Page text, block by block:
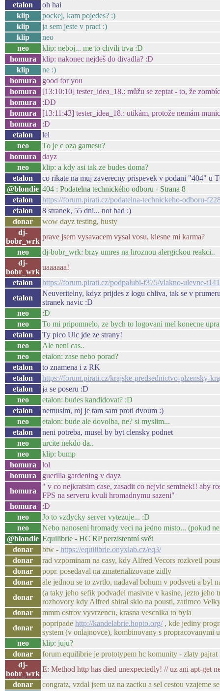
etalon
oh hai
klip
pockej, kam pojedes? :)
klip
ja sem jeste v praci :)
klip
neo
neo
klip: neboj... me to chvili trva :D
homura
klip: nakonec nejdeš do divadla? :D
klip
ne :)
homura
good for you
homura
[13:10:10] tester_idea_18.: můžu se zeptat - to, že
homura
:DD
homura
[13:11:43] tester_idea_18.: utíkám, protože nemám
homura
:D
etalon
lel
neo
To je c oza gamesu?
homura
dayz
neo
klip: a kdy asi tak ze budes doma?
etalon
co rikate na muj zaverecny prispevek v podani "404" u
@blondie 404 : Podatelna technického odboru - Strana 8
etalon
https://forum.pirati.cz/podatelna-technickeho-odboru-
etalon
8 stranek, 55 dni... not bad :)
donar
wow dayz testing, husty
dj-
bobr_wrk
prave jsem vysavacem vysal vosu, klesne mi karma?
neo
dj-bobr_wrk: brzy umres na hroznou alergickou reakci..
dj-
bobr_wrk
uaaaaaa!
etalon
https://forum.pirati.cz/podpalubi-f375/vlakno-ulevne-
etalon
Neuveritelny, kdyz prijdes z logu chliva, tak se v
stranek navic :D
neo
:D
neo
To mi pripomnelo, ze bych to logovani mel konecne
etalon
Ty pico Ulc jde ze strany!
neo
Ale neni cas..
neo
etalon: zase nebo porad?
etalon
to znamena i z RK
etalon
https://forum.pirati.cz/krajske-predsednictvo-plzensky-
etalon
ja se poseru :D
neo
etalon: budes kandidovat? :D
etalon
nemusim, roj je tam sam proti dvoum :)
neo
etalon: bude ale dovolba, ne? si myslim...
etalon
neni potreba, musel by byt clensky podnet
neo
urcite nekdo da..
neo
klip: bump
homura
lol
homura
guerilla gardening v dayz
homura
" v co nejkratsim case, zasadit co nejvic seminek!! aby
FPS na serveru kvuli hromadnymu sazeni"
homura
:D
neo
Jo to vzdycky server vytezuje... :D
neo
Nebo nanoseni hromady veci na jedno misto... (pokud
@blondie Equilibrie - HC RP perzistentní svět
donar
btw - https://equilibrie.onyxlab.cz/eq3/
donar
rad vzpominam na casy, kdy Alfred Vecors rozkvetl
donar
popr. posedaval na zmaterializovane zidly
donar
ale jednou se to zvrtlo, nadaval bohum v podsveti a byl
donar
(a taky jeho sefik podvadel masivne v kasine, jezto
rozhovory kdy Alfred sbiral sklo na pousti, zatimco
donar
mmm ostrov vyvrzencu, krasna vescnika to byla
donar
popripade http://kandelabrie.hopto.org/, kde jediny
system (v onlajnovce), kombinovany s propracovanymi
neo
klip: juju?
donar
forum equilibrie je prototypem hc komunity - zlaty pajrat
dj-
bobr_wrk
E: Method http has died unexpectedly! // uz ani apt-get
donar
congratz, vzdal jsem uz na zactku a sel cestou vzajeme